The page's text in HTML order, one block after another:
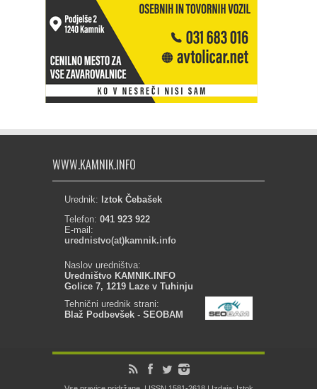
WWW.KAMNIK.INFO
Urednik: Iztok Čebašek
Telefon: 041 923 922
E-mail:
urednistvo(at)kamnik.info
Naslov uredništva:
Uredništvo KAMNIK.INFO
Golice 7, 1219 Laze v Tuhinju
Tehnični urednik strani:
Blaž Podbevšek - SEOBAM